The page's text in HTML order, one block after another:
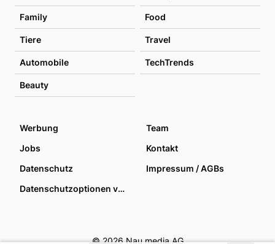
Family Food
Tiere Travel
Automobile TechTrends
Beauty
Werbung
Team
Jobs
Kontakt
Datenschutz
Impressum / AGBs
Datenschutzoptionen verwalten
© 2026 Nau media AG